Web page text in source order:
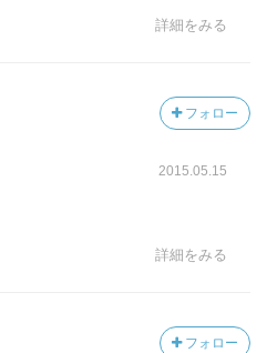
的な間氷期から氷期への移行
ることはない。
健康への悪影響、更には不平
の発生を引き起こす。緩和策
酸化炭素の吸収源対策など、
水対策、熱中症予防、生態系
成層圏へエアゾールを注入し
論されているが、副作用を含
詳細をみる
フォロー
2015.05.15
詳細をみる
フォロー